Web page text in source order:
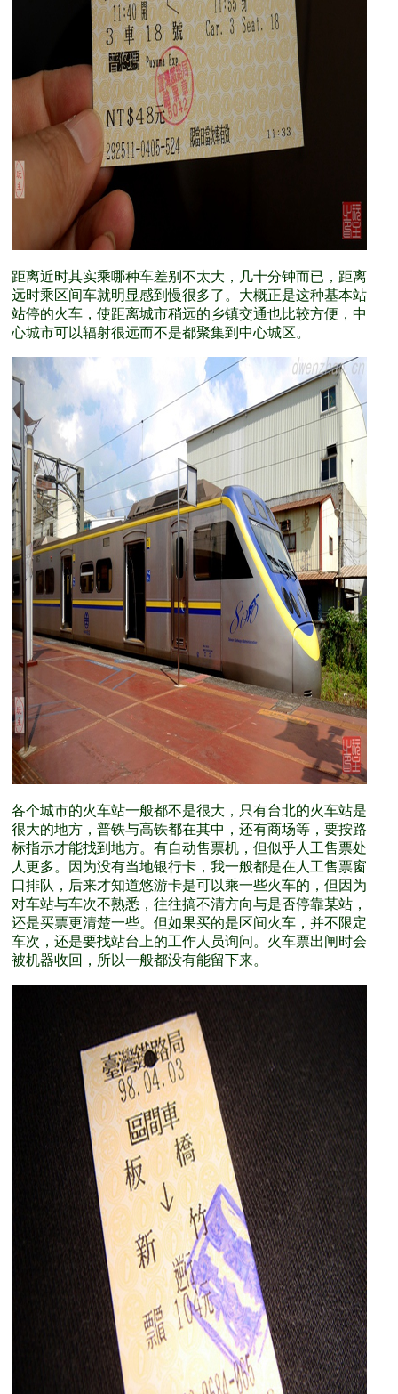
距离近时其实乘哪种车差别不太大，几十分钟而已，距离
远时乘区间车就明显感到慢很多了。大概正是这种基本站
站停的火车，使距离城市稍远的乡镇交通也比较方便，中
心城市可以辐射很远而不是都聚集到中心城区。
各个城市的火车站一般都不是很大，只有台北的火车站是
很大的地方，普铁与高铁都在其中，还有商场等，要按路
标指示才能找到地方。有自动售票机，但似乎人工售票处
人更多。因为没有当地银行卡，我一般都是在人工售票窗
口排队，后来才知道悠游卡是可以乘一些火车的，但因为
对车站与车次不熟悉，往往搞不清方向与是否停靠某站，
还是买票更清楚一些。但如果买的是区间火车，并不限定
车次，还是要找站台上的工作人员询问。火车票出闸时会
被机器收回，所以一般都没有能留下来。